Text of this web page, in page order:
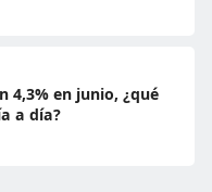
4,3% en junio, ¿qué
a día?